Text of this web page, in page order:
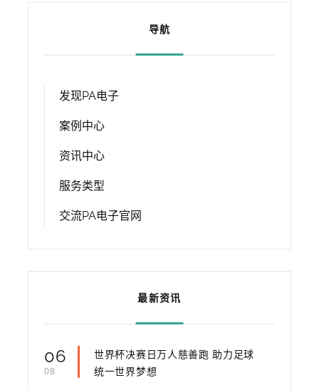
导航
发现PA电子
案例中心
资讯中心
服务类型
交流PA电子官网
最新资讯
06
08
世界杯决赛日万人慈善跑 助力足球
统一世界梦想